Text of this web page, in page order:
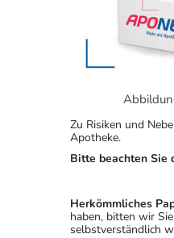
Zu Risiken und
Apotheke.
Bitte beachten Sie
Herkömmliches
haben, bitten wir
selbstverständlich